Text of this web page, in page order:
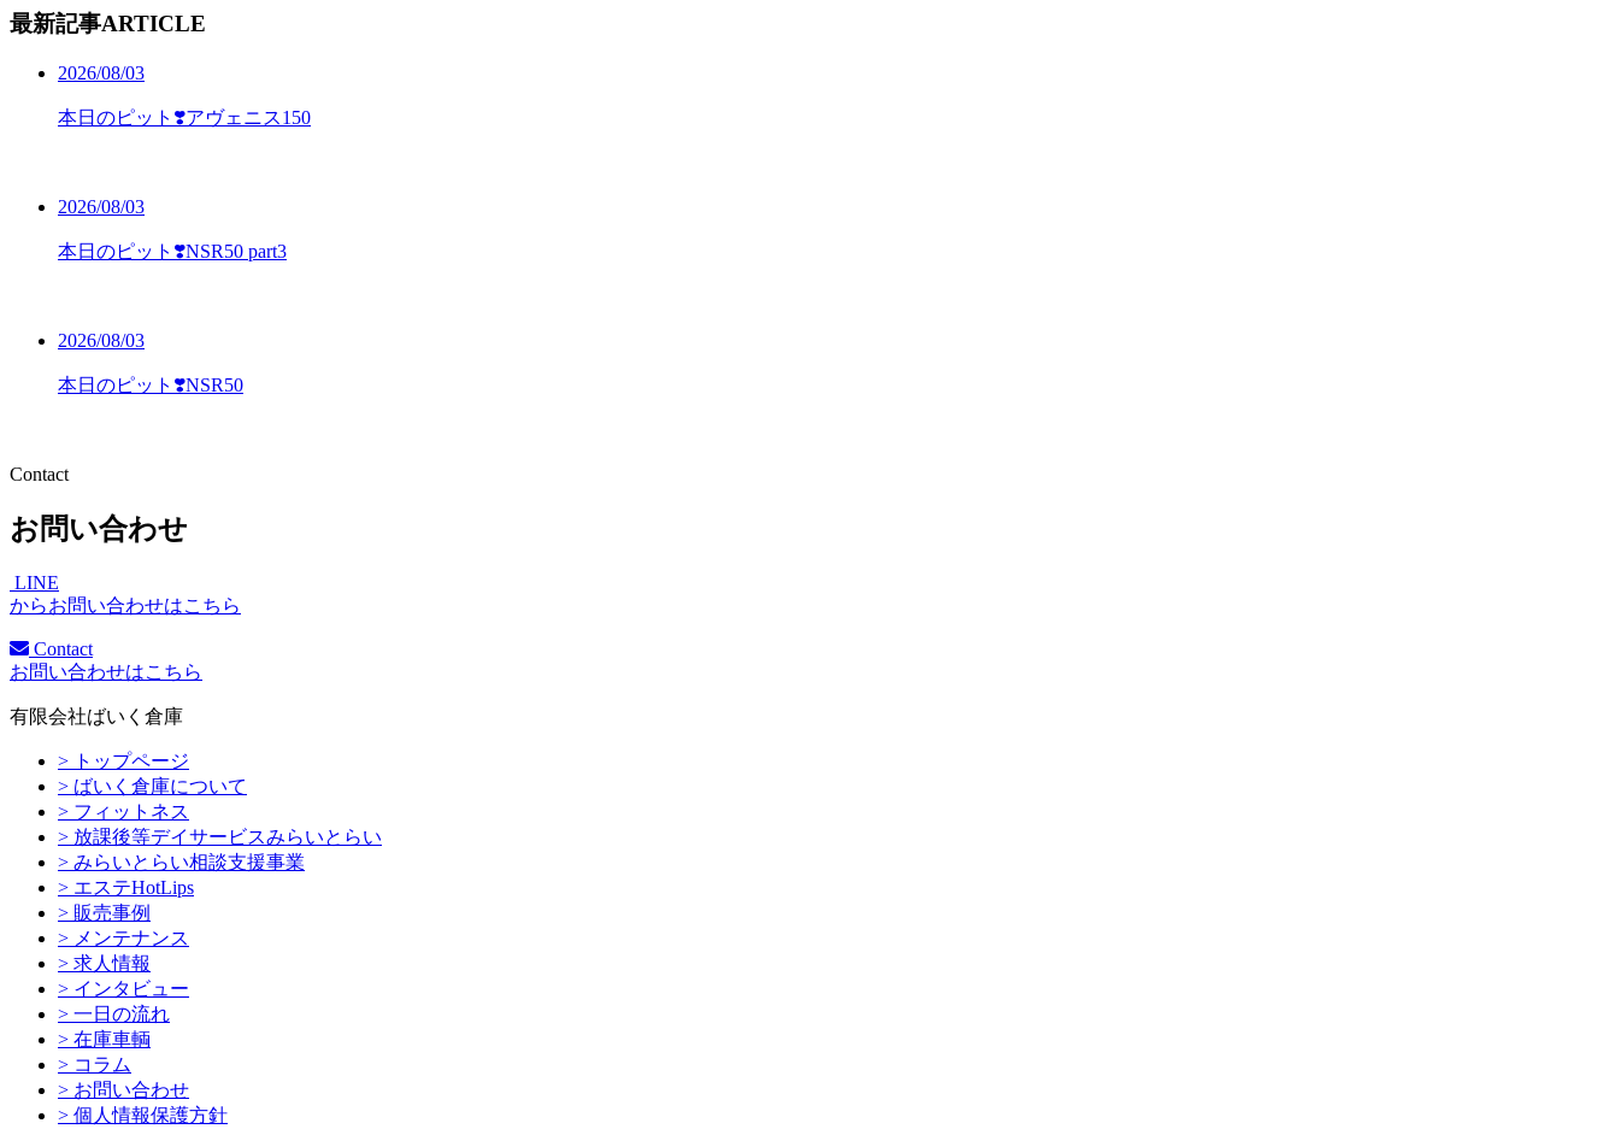
最新記事ARTICLE
2026/08/03
本日のピット❣️アヴェニス150
2026/08/03
本日のピット❣️NSR50 part3
2026/08/03
本日のピット❣️NSR50
Contact
お問い合わせ
LINE
からお問い合わせはこちら
Contact
お問い合わせはこちら
有限会社ばいく倉庫
> トップページ
> ばいく倉庫について
> フィットネス
> 放課後等デイサービスみらいとらい
> みらいとらい相談支援事業
> エステHotLips
> 販売事例
> メンテナンス
> 求人情報
> インタビュー
> 一日の流れ
> 在庫車輌
> コラム
> お問い合わせ
> 個人情報保護方針